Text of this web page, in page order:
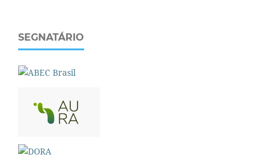
SEGNATÁRIO